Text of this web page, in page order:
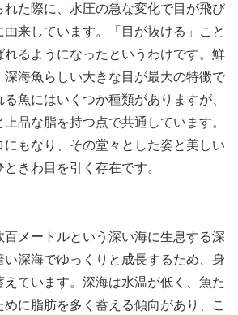
れた際に、水圧の急な変化で目が飛び
来しています。「目が抜ける」こと
れるようになったというわけです。鮮
深海魚らしい大きな目が最大の特徴で
魚にはいくつか種類がありますが、
品な脂を持つ点で共通しています。
にもなり、その堂々とした姿と美しい
きわ目を引く存在です。
メートルという深い海に生息する深
深海でゆっくりと成長するため、身
ています。深海は水温が低く、魚た
に脂肪を多く蓄える傾向があり、こ